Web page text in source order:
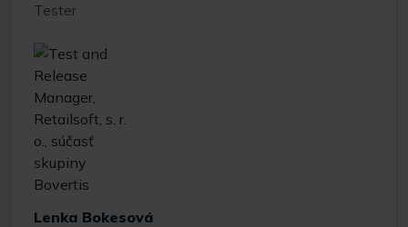
Tester
Lenka Bokesová